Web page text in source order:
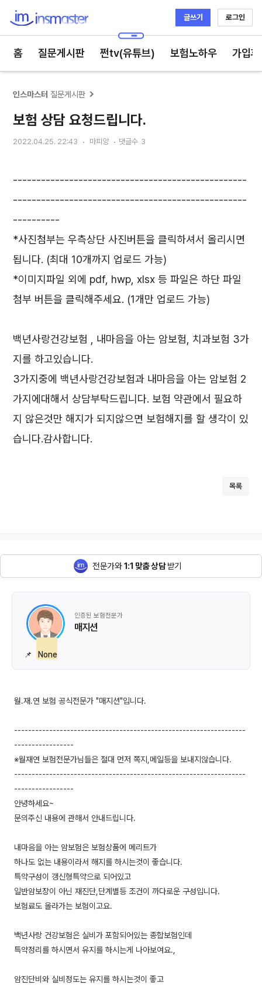
글쓰기 로그인
홈 질문게시판 쩐tv(유튜브) 보험노하우 가입
인스마스터 질문게시판
보험 상담 요청드립니다.
2022.04.25. 22:43 마피앙 댓글수 3
--------------------------------------------------
--------------------------------------------------
----------
*사진첨부는 우측상단 사진버튼을 클릭하셔서 올리시면
됩니다. (최대 10개까지 업로드 가능)
*이미지파일 외에 pdf, hwp, xlsx 등 파일은 하단 파일
첨부 버튼을 클릭해주세요. (1개만 업로드 가능)
백년사랑건강보험 , 내마음을 아는 암보험, 치과보험 3가
지를 하고있습니다.
3가지중에 백년사랑건강보험과 내마음을 아는 암보험 2
가지에대해서 상담부탁드립니다. 보험 약관에서 필요하
지 않은것만 해지가 되지않으면 보험해지를 할 생각이 있
습니다.감사합니다.
목록
전문가와1:1 맞춤 상담받기
인증된 보험전문가
매지션
📌 None
월.재.연 보험 공식전문가 "매지션"입니다.
------------------------------------------------------------------
-----------------
※월재연 보험전문가님들은 절대 먼저 쪽지,메일등을 보내지않습니다.
------------------------------------------------------------------
-----------------
안녕하세요~
문의주신 내용에 관해서 안내드립니다.
내마음을 아는 암보험은 보험상품에 메리트가
하나도 없는 내용이라서 해지를 하시는것이 좋습니다.
특약구성이 갱신형특약으로 되어있고
일반암보장이 아닌 재진단,단계별등 조건이 까다로운 구성입니다.
보험료도 올라가는 보험이고요.
백년사랑 건강보험은 실비가 포함되어있는 종합보험인데
특약정리를 하시면서 유지를 하시는게 나아보여요.,
암진단비와 실비정도는 유지를 하시는것이 좋고